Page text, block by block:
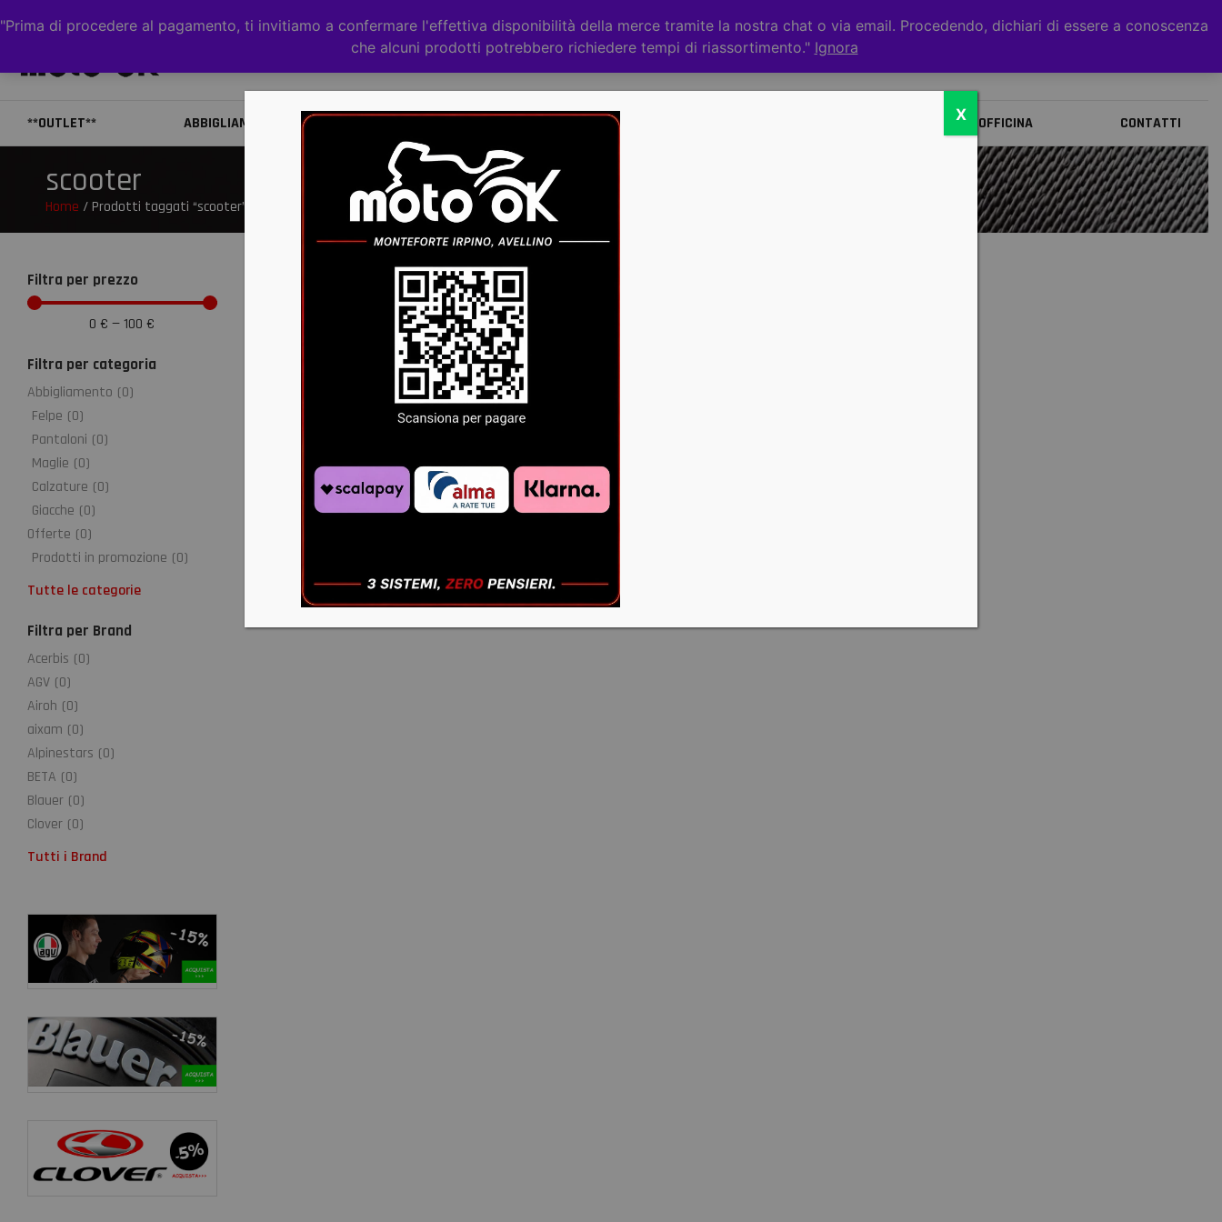
"Prima di procedere al pagamento, ti invitiamo a confermare l'effettiva disponibilità della merce tramite la nostra chat o via email. Procedendo, dichiari di essere a conoscenza
che alcuni prodotti potrebbero richiedere tempi di riassortimento." Ignora
Categorie
**OUTLET** ABBIGLIAMENTO CASCHI ACCESSORI OFFICINA CONTATTI
scooter
Home / Prodotti taggati “scooter”
Filtra per prezzo
0 € —100 €
Filtra per categoria
Abbigliamento (0)
Felpe (0)
Pantaloni (0)
Maglie (0)
Calzature (0)
Giacche (0)
Offerte (0)
Prodotti in promozione (0)
Tutte le categorie
Filtra per Brand
Acerbis (0)
AGV (0)
Airoh (0)
aixam (0)
Alpinestars (0)
BETA (0)
Blauer (0)
Clover (0)
Tutti i Brand
X